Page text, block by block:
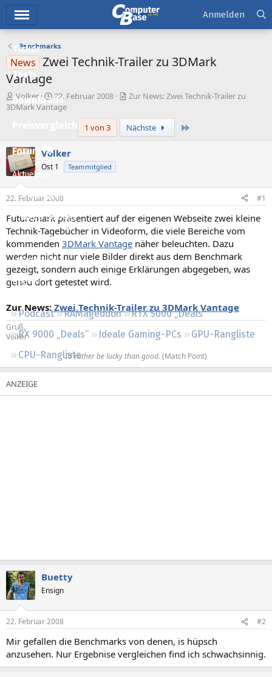
Ticker
Tests
Downloads
Forum
Aktuelles
Empfohlene Inhalte
Neue Beiträge
Neueste Aktivitäten
Leserartikel
Regeln
Podcast RAMageddon
RTX 5000 „Deals“
RX 9000 „Deals“
Ideale Gaming-PCs
GPU-Rangliste
CPU-Rangliste
Anmelden
Benchmarks
News Zwei Technik-Trailer zu 3DMark
Vantage
E
r
l
l
e
r
Volker
E
r
l
m
22. Februar 2008
Zur News: Zwei Technik-Trailer zu
3DMark Vantage
1 von 3
Nächste
Volker
Ost 1 Teammitglied
22. Februar 2008 #1
Futuremark präsentiert auf der eigenen Webseite zwei kleine
Technik-Tagebücher in Videoform, die viele Bereiche vom
kommenden 3DMark Vantage näher beleuchten. Dazu
werden nicht nur viele Bilder direkt aus dem Benchmark
gezeigt, sondern auch einige Erklärungen abgegeben, was
genau dort getestet wird.
Zur News: Zwei Technik-Trailer zu 3DMark Vantage
Gruß,
Volker
I’d rather be lucky than good. (Match Point)​
Buetty
Ensign
22. Februar 2008 #2
Mir gefallen die Benchmarks von denen, is hüpsch
anzusehen. Nur Ergebnise vergleichen find ich schwachsinnig.